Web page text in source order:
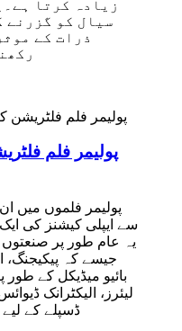
زیادہ کرتا
سیال کو گزرنے
ذرات کے
پولیمر فلم
پولیمر فلموں میں
سے ایپلی کیشنز کی
یہ عام طور پر
جیسے کہ پیکیجنگ،
بائیو میڈیکل کے طور
لیئرز، الیکٹرانک
ڈسپلے کے